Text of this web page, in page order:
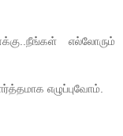
எல்லோரும்
எழுப்புவோம்.